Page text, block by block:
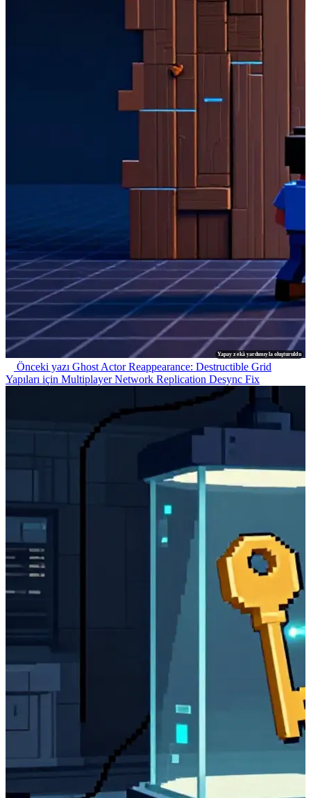
Yapay zekâ yardımıyla oluşturuldu
Önceki yazı Ghost Actor Reappearance: Destructible Grid
Yapıları için Multiplayer Network Replication Desync Fix